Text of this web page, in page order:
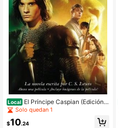
Local El Príncipe Caspian (Edición e
n español) (Tapa blanda) de C.S. Le
wis (Usado)
Solo quedan 1
$10.24